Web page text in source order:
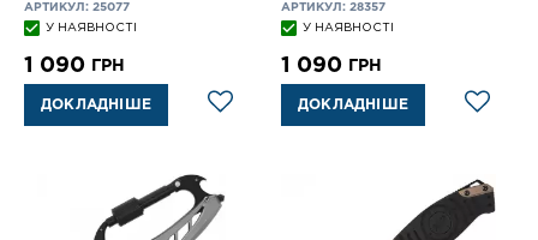
АРТИКУЛ: 25077
У НАЯВНОСТІ
1 090 ГРН
ДОКЛАДНІШЕ
АРТИКУЛ: 28357
У НАЯВНОСТІ
1 090 ГРН
ДОКЛАДНІШЕ